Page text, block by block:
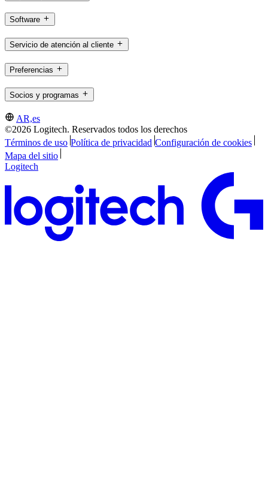
Software
Servicio de atención al cliente
Preferencias
Socios y programas
AR,es
©2026 Logitech. Reservados todos los derechos
Términos de uso Política de privacidad Configuración de cookies
Mapa del sitio
Logitech